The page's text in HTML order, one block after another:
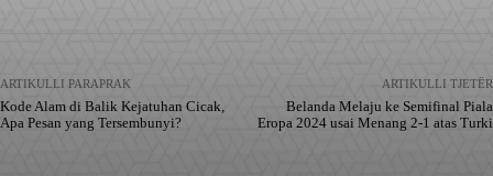
ARTIKULLI PARAPRAK
Kode Alam di Balik Kejatuhan Cicak,
Apa Pesan yang Tersembunyi?
ARTIKULLI TJETËR
Belanda Melaju ke Semifinal Piala
Eropa 2024 usai Menang 2-1 atas Turki